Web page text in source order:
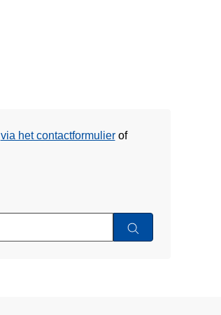
via het contactformulierof